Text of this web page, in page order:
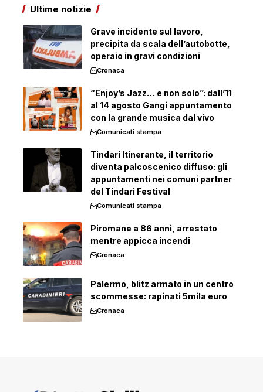
Ultime notizie
Grave incidente sul lavoro,
precipita da scala dell’autobotte,
operaio in gravi condizioni
Cronaca
“Enjoy’s Jazz… e non solo”: dall’11
al 14 agosto Gangi appuntamento
con la grande musica dal vivo
Comunicati stampa
Tindari Itinerante, il territorio
diventa palcoscenico diffuso: gli
appuntamenti nei comuni partner
del Tindari Festival
Comunicati stampa
Piromane a 86 anni, arrestato
mentre appicca incendi
Cronaca
Palermo, blitz armato in un centro
scommesse: rapinati 5mila euro
Cronaca